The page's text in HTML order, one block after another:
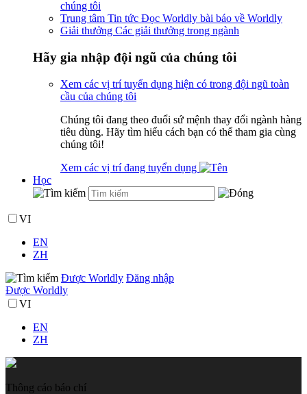
chúng tôi
Trung tâm Tin tức Đọc Worldly bài báo về Worldly
Giải thưởng Các giải thưởng trong ngành
Hãy gia nhập đội ngũ của chúng tôi
Xem các vị trí tuyển dụng hiện có trong đội ngũ toàn
cầu của chúng tôi
Chúng tôi đang theo đuổi sứ mệnh thay đổi ngành hàng
tiêu dùng. Hãy tìm hiểu cách bạn có thể tham gia cùng
chúng tôi!
Xem các vị trí đang tuyển dụng
Học
VI
EN
ZH
Được Worldly Đăng nhập
Được Worldly
VI
EN
ZH
Thông cáo báo chí